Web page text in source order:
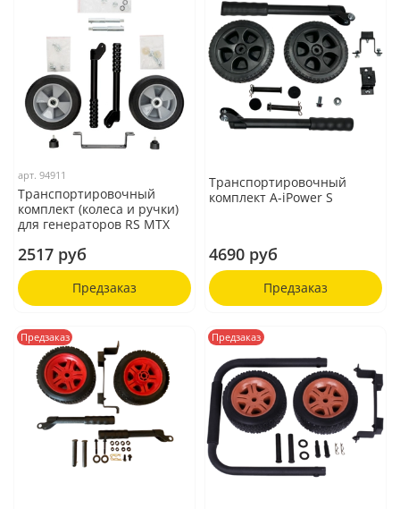
арт.94911
Транспортировочный
комплект (колеса и ручки)
для генераторов RS MTX
2517 руб
Предзаказ
Транспортировочный
комплект A-iPower S
4690 руб
Предзаказ
Предзаказ Предзаказ